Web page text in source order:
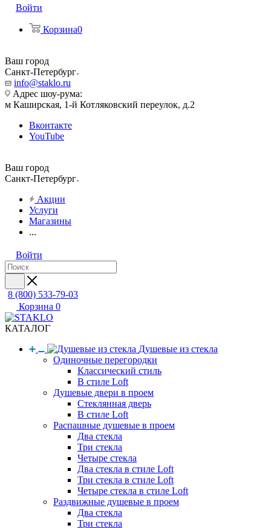
Войти
Корзина0
Ваш город
Санкт-Петербург
info@staklo.ru
Адрес шоу-рума:
м Каширская, 1-й Котляковский переулок, д.2
Вконтакте
YouTube
Ваш город
Санкт-Петербург
Акции
Услуги
Магазины
...
Войти
8 (800) 533-79-03
Корзина 0
КАТАЛОГ
Душевые из стекла
Одиночные перегородки
Классический стиль
В стиле Loft
Душевые двери в проем
Стеклянная дверь
В стиле Loft
Распашные душевые в проем
Два стекла
Три стекла
Четыре стекла
Два стекла в стиле Loft
Три стекла в стиле Loft
Четыре стекла в стиле Loft
Раздвижные душевые в проем
Два стекла
Три стекла